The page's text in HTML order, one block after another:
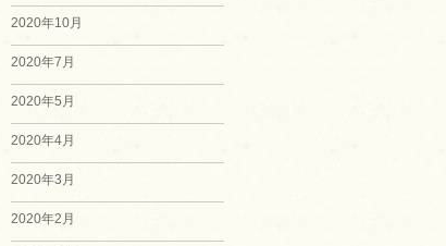
2020年10月
2020年7月
2020年5月
2020年4月
2020年3月
2020年2月